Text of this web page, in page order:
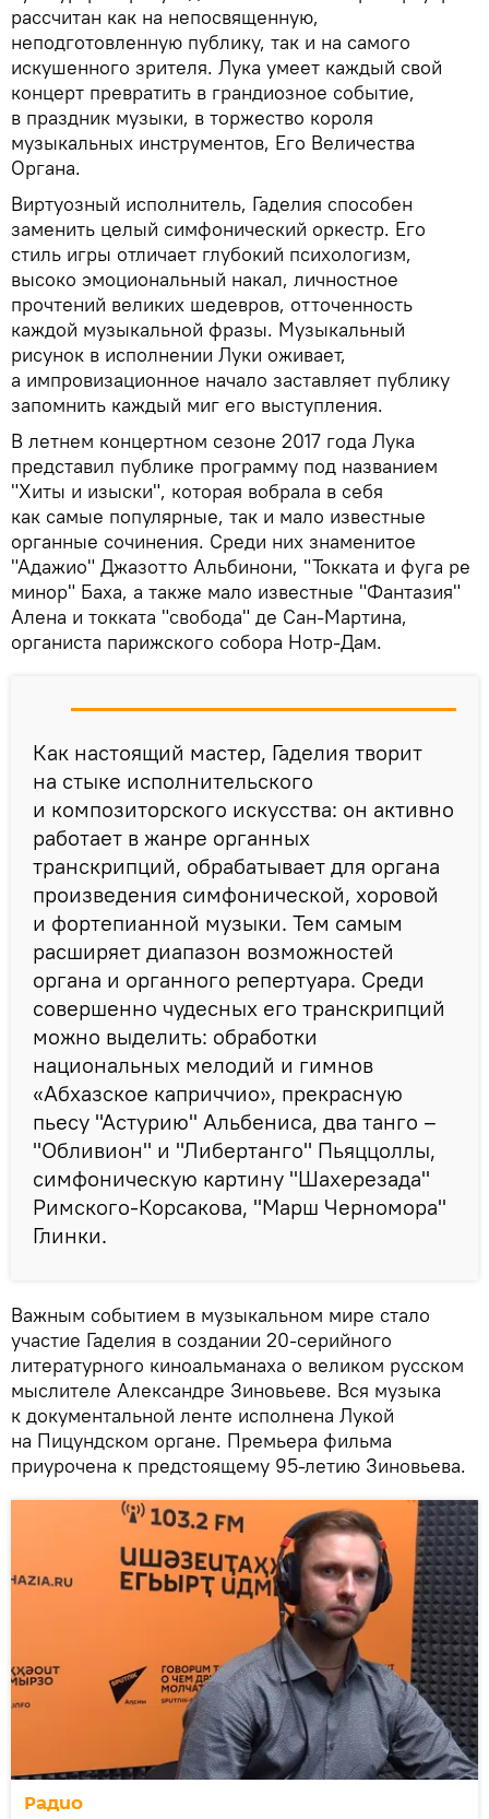
рассчитан как на непосвященную,
неподготовленную публику, так и на самого
искушенного зрителя. Лука умеет каждый свой
концерт превратить в грандиозное событие,
в праздник музыки, в торжество короля
музыкальных инструментов, Его Величества
Органа.
Виртуозный исполнитель, Гаделия способен
заменить целый симфонический оркестр. Его
стиль игры отличает глубокий психологизм,
высоко эмоциональный накал, личностное
прочтений великих шедевров, отточенность
каждой музыкальной фразы. Музыкальный
рисунок в исполнении Луки оживает,
а импровизационное начало заставляет публику
запомнить каждый миг его выступления.
В летнем концертном сезоне 2017 года Лука
представил публике программу под названием
"Хиты и изыски", которая вобрала в себя
как самые популярные, так и мало известные
органные сочинения. Среди них знаменитое
"Адажио" Джазотто Альбинони, "Токката и фуга ре
минор" Баха, а также мало известные "Фантазия"
Алена и токката "свобода" де Сан-Мартина,
органиста парижского собора Нотр-Дам.
Как настоящий мастер, Гаделия творит
на стыке исполнительского
и композиторского искусства: он активно
работает в жанре органных
транскрипций, обрабатывает для органа
произведения симфонической, хоровой
и фортепианной музыки. Тем самым
расширяет диапазон возможностей
органа и органного репертуара. Среди
совершенно чудесных его транскрипций
можно выделить: обработки
национальных мелодий и гимнов
«Абхазское каприччио», прекрасную
пьесу "Астурию" Альбениса, два танго –
"Обливион" и "Либертанго" Пьяццоллы,
симфоническую картину "Шахерезада"
Римского-Корсакова, "Марш Черномора"
Глинки.
Важным событием в музыкальном мире стало
участие Гаделия в создании 20-серийного
литературного киноальманаха о великом русском
мыслителе Александре Зиновьеве. Вся музыка
к документальной ленте исполнена Лукой
на Пицундском органе. Премьера фильма
приурочена к предстоящему 95-летию Зиновьева.
Радио